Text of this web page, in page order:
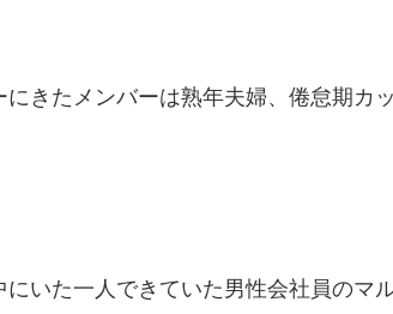
にきたメンバーは熟年夫婦、倦怠期カ
にいた一人できていた男性会社員のマ